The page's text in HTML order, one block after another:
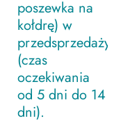
poszewka na
kołdrę) w
przedsprzedaży.
(czas
oczekiwania
od 5 dni do 14
dni).